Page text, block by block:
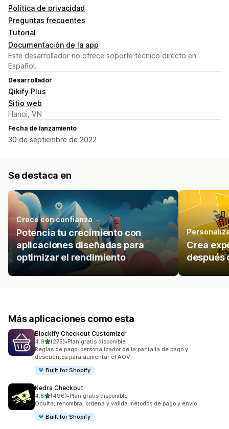
Política de privacidad
Preguntas frecuentes
Tutorial
Documentación de la app
Este desarrollador no ofrece soporte técnico directo en
Español.
Desarrollador
Qikify Plus
Sitio web
Hanoi, VN
Fecha de lanzamiento
30 de septiembre de 2022
Se destaca en
Crece con confianza
Potencia tu crecimiento con
aplicaciones diseñadas para
optimizar el rendimiento
Crea
después
Más aplicaciones como esta
Blockify Checkout Customizer
4.9de 5 estrellas
(275)
275 reseñas en total
•Plan gratis disponible
Reglas de pago, personalizador de la pantalla de pago y
descuentos para aumentar el AOV
Built for Shopify
Kedra Checkout
4.8de 5 estrellas
(496)
496 reseñas en total
•Plan gratis disponible
Oculta, renombra, ordena y valida métodos de pago y envío
Built for Shopify